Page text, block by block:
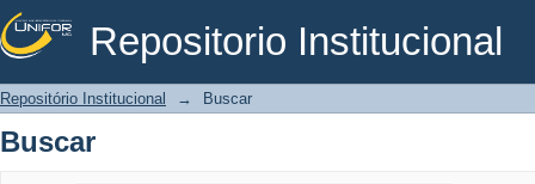
Repositorio Institucional
Buscar
Repositório Institucional → Buscar
Buscar